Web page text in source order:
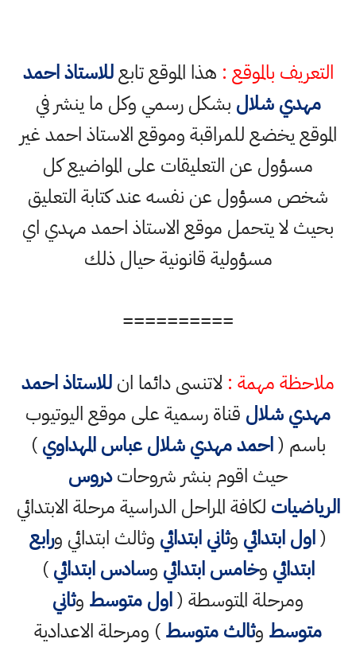
التعريف بالموقع : هذا الموقع تابعللاستاذ احمد
مهدي شلال بشكل رسمي وكل ما ينشر في
الموقع يخضع للمراقبة وموقع الاستاذ احمد غير
مسؤول عن التعليقات على المواضيع كل
شخص مسؤول عن نفسه عند كتابة التعليق
بحيث لا يتحمل موقع الاستاذ احمد مهدي اي
مسؤولية قانونية حيال ذلك
==========
ملاحظة مهمة : لاتنسى دائما انللاستاذ احمد
مهدي شلال قناة رسمية على موقع اليوتيوب
باسم (احمد مهدي شلال عباس المهداوي)
حيث اقوم بنشر شروحاتدروس
الرياضيات لكافة المراحل الدراسية مرحلة الابتدائي
(اول ابتدائي وثاني ابتدائي وثالث ابتدائي ورابع
ابتدائي وخامس ابتدائي وسادس ابتدائي)
ومرحلة المتوسطة (اول متوسط وثاني
متوسط وثالث متوسط) ومرحلة الاعدادية